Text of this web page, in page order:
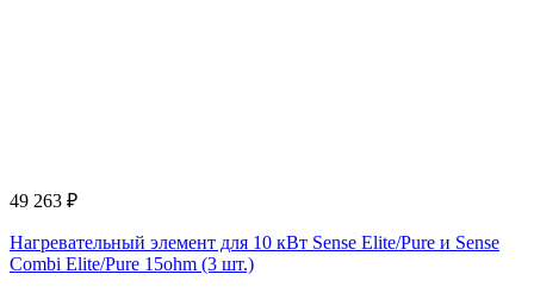
49 263 ₽
Нагревательный элемент для 10 кВт Sense Elite/Pure и Sense
Combi Elite/Pure 15ohm (3 шт.)